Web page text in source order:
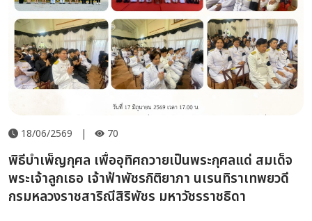
18/06/2569 | 70
พิธีบำเพ็ญกุศล เพื่ออุทิศถวายเป็นพระกุศลแด่ สมเด็จ
พระเจ้าลูกเธอ เจ้าฟ้าพัชรกิติยาภา นเรนทิราเทพยวดี
กรมหลวงราชสาริณีสิริพัชร มหาวัชรราชธิดา